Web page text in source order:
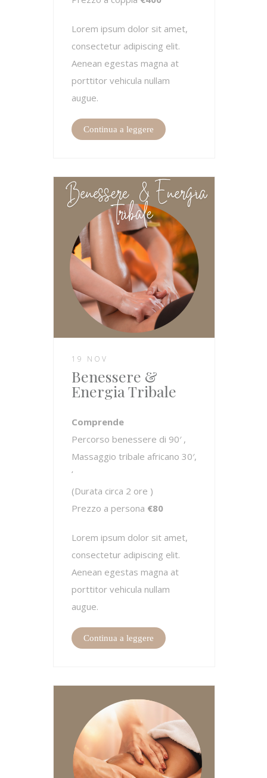
Lorem ipsum dolor sit amet,
consectetur adipiscing elit.
Aenean egestas magna at
porttitor vehicula nullam
augue.
Continua a leggere
19 NOV
Benessere &
Energia Tribale
Comprende
Percorso benessere di 90′ ,
Massaggio tribale africano 30′,
‘
(Durata circa 2 ore )
Prezzo a persona €80
Lorem ipsum dolor sit amet,
consectetur adipiscing elit.
Aenean egestas magna at
porttitor vehicula nullam
augue.
Continua a leggere